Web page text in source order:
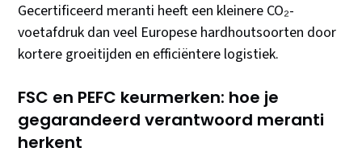
Gecertificeerd meranti heeft een kleinere CO₂-
voetafdruk dan veel Europese hardhoutsoorten door
kortere groeitijden en efficiëntere logistiek.
FSC en PEFC keurmerken: hoe je
gegarandeerd verantwoord meranti
herkent